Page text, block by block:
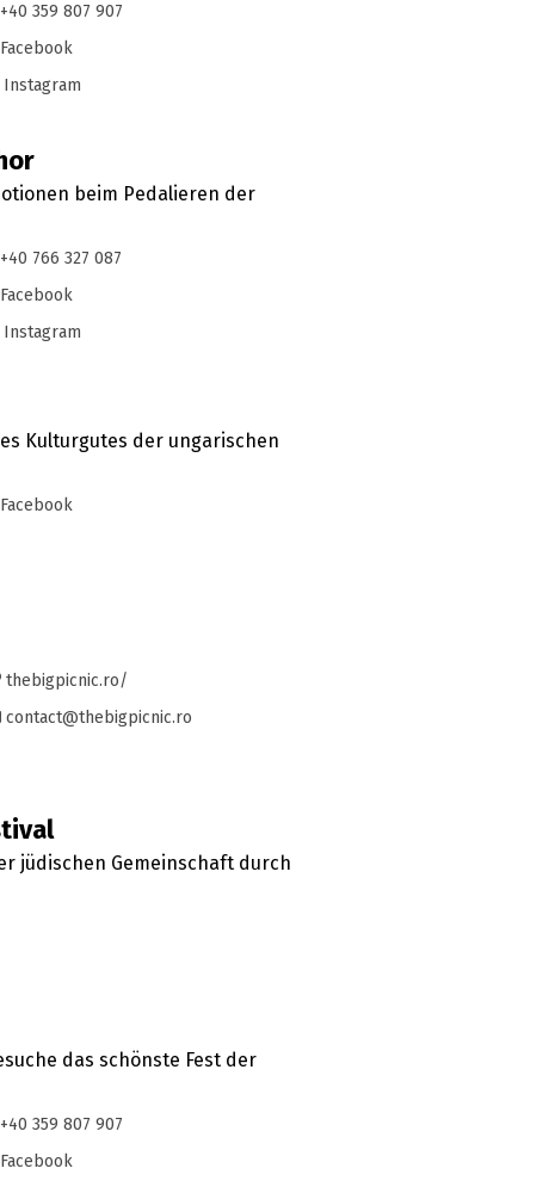
+40 359 807 907
Facebook
Instagram
beim Pedalieren der
+40 766 327 087
Facebook
Instagram
Kulturgutes der ungarischen
Facebook
thebigpicnic.ro/
contact@thebigpicnic.ro
jüdischen Gemeinschaft durch
das schönste Fest der
+40 359 807 907
Facebook